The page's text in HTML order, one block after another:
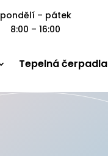
pondělí – pátek
8:00 – 16:00
Tepelná čerpadla